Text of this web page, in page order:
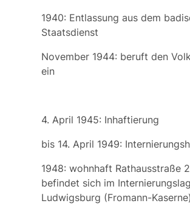
1940: Entlassung aus dem
Staatsdienst
November 1944: beruft den
ein
4. April 1945: Inhaftierung
bis 14. April 1949:
1948: wohnhaft Rathausstraße
befindet sich im
Ludwigsburg (Fromann-Kaserne)